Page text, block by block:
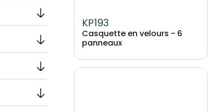
KP193
Casquette en velours - 6
panneaux
Image